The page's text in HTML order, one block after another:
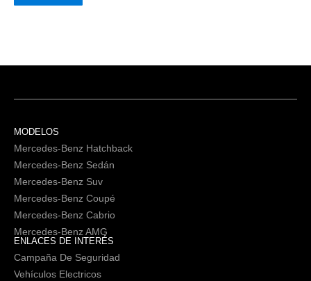
MODELOS
Mercedes-Benz Hatchback
Mercedes-Benz Sedán
Mercedes-Benz Suv
Mercedes-Benz Coupé
Mercedes-Benz Cabrio
Mercedes-Benz AMG
ENLACES DE INTERÉS
Campaña De Seguridad
Vehículos Electricos